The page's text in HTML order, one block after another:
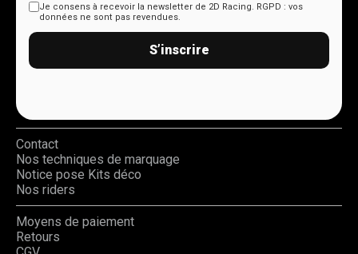
Je consens à recevoir la newsletter de 2D Racing. RGPD : vos
données ne sont pas revendues.
S’inscrire
Contact
Nos techniques de marquage
Notice pose Kits déco
Nos riders
Moyens de paiement
Retours